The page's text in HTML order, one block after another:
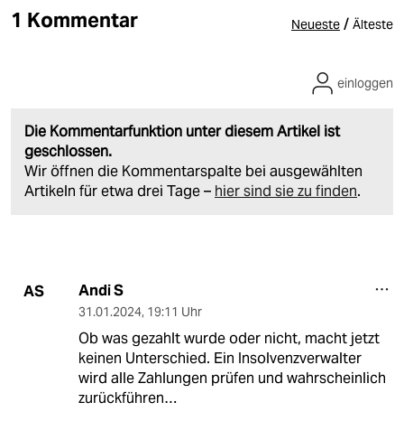
1 Kommentar Neueste / Älteste
Die Kommentarfunktion unter diesem Artikel ist
geschlossen.
Wir öffnen die Kommentarspalte bei ausgewählten
Artikeln für etwa drei Tage – hier sind sie zu finden.
einloggen
AS Andi S
31.01.2024, 19:11 Uhr
Ob was gezahlt wurde oder nicht, macht jetzt
keinen Unterschied. Ein Insolvenzverwalter
wird alle Zahlungen prüfen und wahrscheinlich
zurückführen…